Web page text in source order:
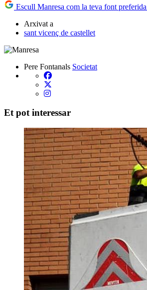
Escull Manresa com la teva font
Arxivat a
sant vicenç de castellet
Pere Fontanals Societat
Et pot interessar